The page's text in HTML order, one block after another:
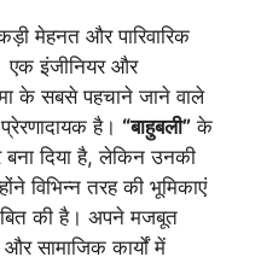
मेहनत और पारिवारिक
एक इंजीनियर और
के सबसे पहचाने जाने वाले
है। “बाहुबली” के
दिया है, लेकिन उनकी
विभिन्न तरह की भूमिकाएं
की है। अपने मजबूत
सामाजिक कार्यों में